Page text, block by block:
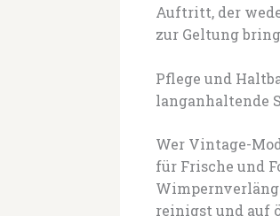
Auftritt, der
zur Geltung
Pflege und
langanhaltende
Wer Vintage-
für Frische und
reinigst und auf